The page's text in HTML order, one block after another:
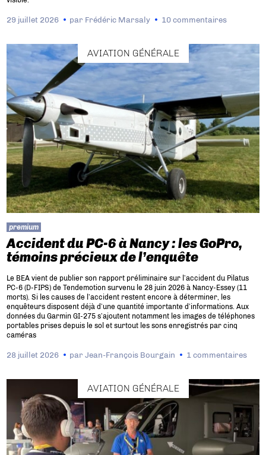
29 juillet 2026 par Frédéric Marsaly 10 commentaires
AVIATION GÉNÉRALE
premium
Accident du PC-6 à Nancy : les GoPro,
témoins précieux de l’enquête
Le BEA vient de publier son rapport préliminaire sur l’accident du Pilatus
PC-6 (D-FIPS) de Tendemotion survenu le 28 juin 2026 à Nancy-Essey (11
morts). Si les causes de l’accident restent encore à déterminer, les
enquêteurs disposent déjà d’une quantité importante d’informations. Aux
données du Garmin GI-275 s’ajoutent notamment les images de téléphones
portables prises depuis le sol et surtout les sons enregistrés par cinq
caméras
28 juillet 2026 parJean-François Bourgain 1 commentaires
AVIATION GÉNÉRALE